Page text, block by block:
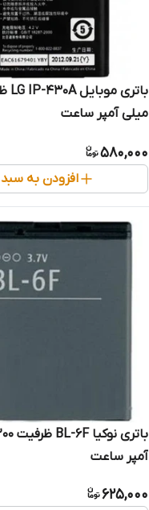
میلی آمپر ساعت
580,000
افزودن به سبد
آمپر ساعت
625,000